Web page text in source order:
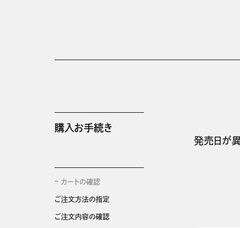
購入お手続き
カートの確認
ご注文方法の指定
ご注文内容の確認
発売日が